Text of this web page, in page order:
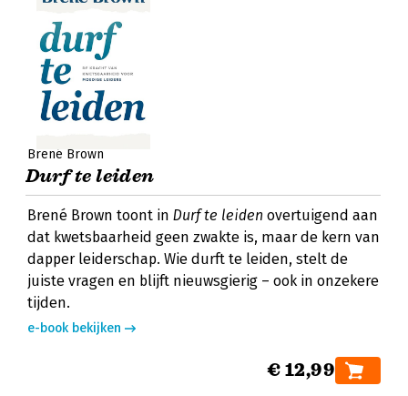
Brené Brown
Durf te leiden
Brené Brown toont in Durf te leiden overtuigend aan
dat kwetsbaarheid geen zwakte is, maar de kern van
dapper leiderschap. Wie durft te leiden, stelt de
juiste vragen en blijft nieuwsgierig – ook in onzekere
tijden.
e-book bekijken
€ 12,99